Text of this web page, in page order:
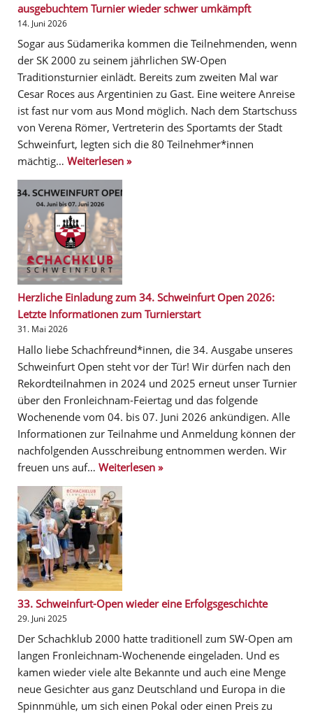
ausgebuchtem Turnier wieder schwer umkämpft
14. Juni 2026
Sogar aus Südamerika kommen die Teilnehmenden, wenn
der SK 2000 zu seinem jährlichen SW-Open
Traditionsturnier einlädt. Bereits zum zweiten Mal war
Cesar Roces aus Argentinien zu Gast. Eine weitere Anreise
ist fast nur vom aus Mond möglich. Nach dem Startschuss
von Verena Römer, Vertreterin des Sportamts der Stadt
Schweinfurt, legten sich die 80 Teilnehmer*innen
mächtig… Weiterlesen »
Herzliche Einladung zum 34. Schweinfurt Open 2026:
Letzte Informationen zum Turnierstart
31. Mai 2026
Hallo liebe Schachfreund*innen, die 34. Ausgabe unseres
Schweinfurt Open steht vor der Tür! Wir dürfen nach den
Rekordteilnahmen in 2024 und 2025 erneut unser Turnier
über den Fronleichnam-Feiertag und das folgende
Wochenende vom 04. bis 07. Juni 2026 ankündigen. Alle
Informationen zur Teilnahme und Anmeldung können der
nachfolgenden Ausschreibung entnommen werden. Wir
freuen uns auf… Weiterlesen »
33. Schweinfurt-Open wieder eine Erfolgsgeschichte
29. Juni 2025
Der Schachklub 2000 hatte traditionell zum SW-Open am
langen Fronleichnam-Wochenende eingeladen. Und es
kamen wieder viele alte Bekannte und auch eine Menge
neue Gesichter aus ganz Deutschland und Europa in die
Spinnmühle, um sich einen Pokal oder einen Preis zu